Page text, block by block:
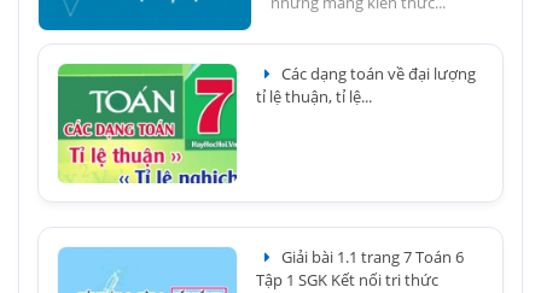
Các dạng toán về đại lượng
tỉ lệ thuận, tỉ lệ...
Giải bài 1.1 trang 7 Toán 6
Tập 1 SGK Kết nối tri thức